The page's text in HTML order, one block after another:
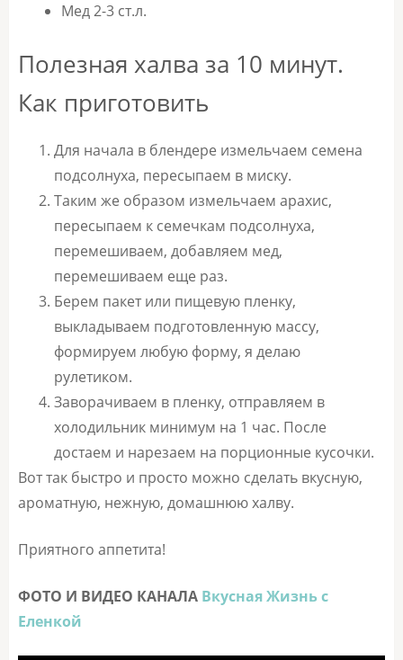
Мед 2-3 ст.л.
Полезная халва за 10 минут.
Как приготовить
Для начала в блендере измельчаем семена
подсолнуха, пересыпаем в миску.
Таким же образом измельчаем арахис,
пересыпаем к семечкам подсолнуха,
перемешиваем, добавляем мед,
перемешиваем еще раз.
Берем пакет или пищевую пленку,
выкладываем подготовленную массу,
формируем любую форму, я делаю
рулетиком.
Заворачиваем в пленку, отправляем в
холодильник минимум на 1 час. После
достаем и нарезаем на порционные кусочки.
Вот так быстро и просто можно сделать вкусную,
ароматную, нежную, домашнюю халву.
Приятного аппетита!
ФОТО И ВИДЕО КАНАЛА Вкусная Жизнь с
Еленкой